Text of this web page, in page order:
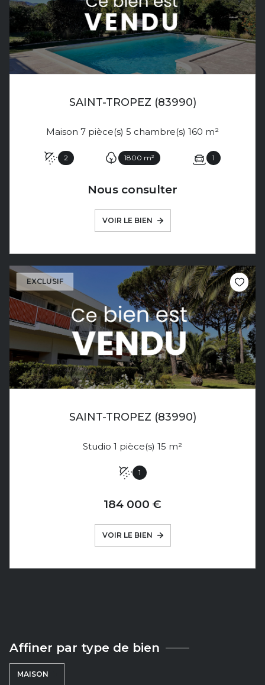
SAINT-TROPEZ (83990)
Maison 7 pièce(s) 5 chambre(s) 160 m²
2 1800 m² 1
Nous consulter
VOIR LE BIEN
EXCLUSIF
SAINT-TROPEZ (83990)
Studio 1 pièce(s) 15 m²
1
184 000 €
VOIR LE BIEN
Affiner par type de bien
MAISON